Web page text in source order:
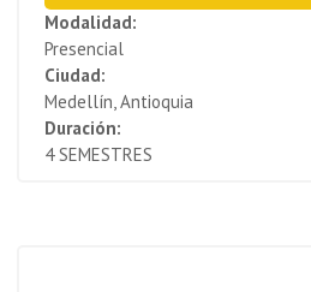
Modalidad:
Presencial
Ciudad:
Medellín, Antioquia
Duración:
4 SEMESTRES